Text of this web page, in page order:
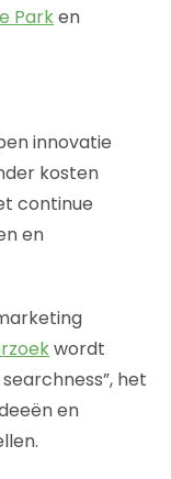
Parken
innovatie
kosten
continue
en
wordt
het
en